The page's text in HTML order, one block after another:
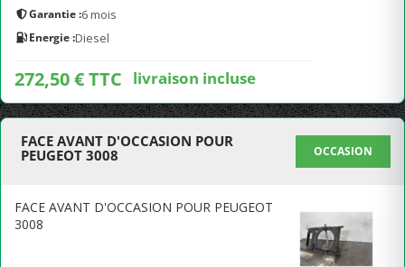
Garantie :6 mois
Energie :Diesel
272,50 € TTC livraison incluse
FACE AVANT D'OCCASION POUR
PEUGEOT 3008
OCCASION
FACE AVANT D'OCCASION POUR PEUGEOT
3008